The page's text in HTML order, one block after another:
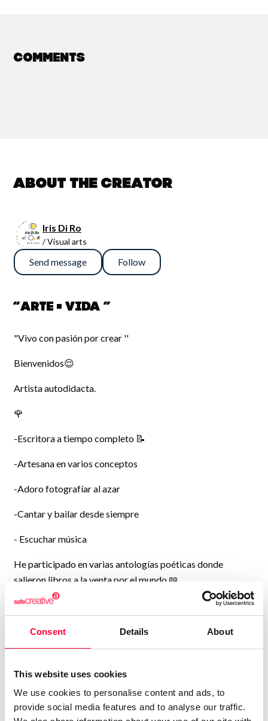
Consent Details About
This website uses cookies
We use cookies to personalise content and ads, to
provide social media features and to analyse our traffic.
Comments
About the creator
Iris Di Ro
/ Visual arts
Send message Follow
“Arte = Vida ”
"Vivo con pasión por crear ''
Bienvenidos😌
Artista autodidacta.
🌹
-Escritora a tiempo completo 📝
-Artesana en varios conceptos
-Adoro fotografíar al azar
-Cantar y bailar desde siempre
- Escuchar música
He participado en varias antologías poéticas donde
salieron libros a la venta por el mundo 📖.
Estoy a punto de lanzar mi primer libro en solitario ,el
Y estoy también trabajando con 2 más aparte.
Expuse relatos en redes y escritos desde 2024 y encantó.
Agradezco mucho el apoyo y cariño.